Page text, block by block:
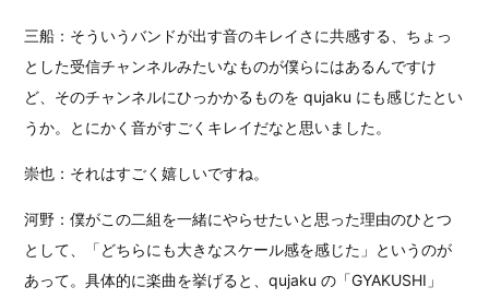
三船：そういうバンドが出す音のキレイさに共感する、ちょっ
とした受信チャンネルみたいなものが僕らにはあるんですけ
ど、そのチャンネルにひっかかるものを qujaku にも感じたとい
うか。とにかく音がすごくキレイだなと思いました。
崇也：それはすごく嬉しいですね。
河野：僕がこの二組を一緒にやらせたいと思った理由のひとつ
として、「どちらにも大きなスケール感を感じた」というのが
あって。具体的に楽曲を挙げると、qujaku の「GYAKUSHI」